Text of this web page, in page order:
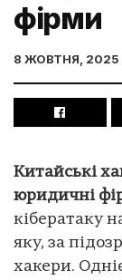
фірми
8 ЖОВТНЯ, 2025
Китайські
юридичні
кібератаку
яку, за
хакери.